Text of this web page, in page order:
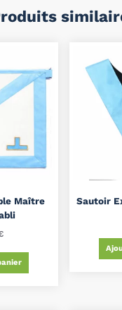
Maître
Sautoir